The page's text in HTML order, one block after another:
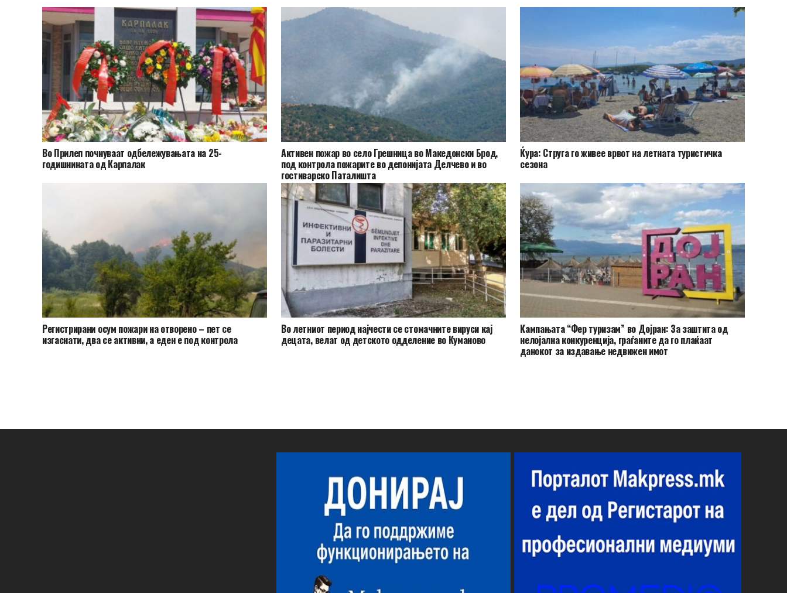
Во Прилеп почнуваат одбележувањата на 25-
годишнината од Карпалак
Активен пожар во село Грешница во Македонски Брод,
под контрола пожарите во депонијата Делчево и во
гостиварско Паталишта
Ќура: Струга го живее врвот на летната туристичка
сезона
Регистрирани осум пожари на отворено – пет се
изгаснати, два се активни, а еден е под контрола
Во летниот период најчести се стомачните вируси кај
децата, велат од детското одделение во Куманово
Кампањата “Фер туризам” во Дојран: За заштита од
нелојална конкуренција, граѓаните да го плаќаат
данокот за издавање недвижен имот